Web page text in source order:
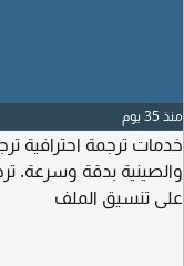
منذ 35 يوم
خدمات ترجمة احترافية
والصينية بدقة وسرعة.
على تنسيق الملف